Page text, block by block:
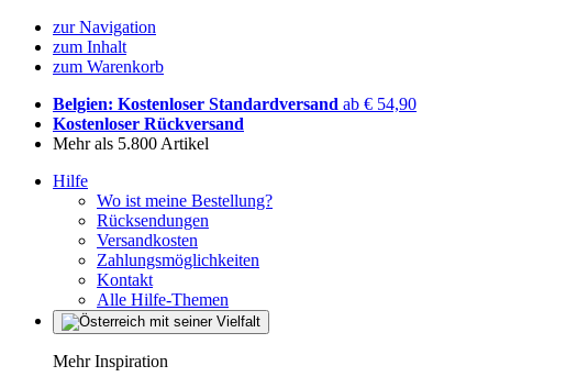
zur Navigation
zum Inhalt
zum Warenkorb
Belgien: Kostenloser Standardversand ab € 54,90
Kostenloser Rückversand
Mehr als 5.800 Artikel
Hilfe
Wo ist meine Bestellung?
Rücksendungen
Versandkosten
Zahlungsmöglichkeiten
Kontakt
Alle Hilfe-Themen
Mehr Inspiration